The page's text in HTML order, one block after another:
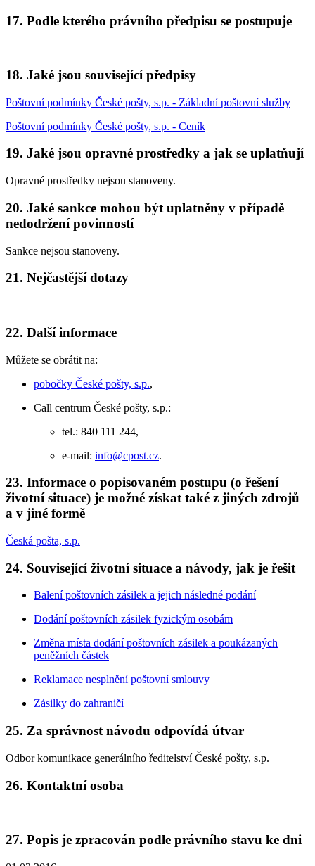
17. Podle kterého právního předpisu se postupuje
18. Jaké jsou související předpisy
Poštovní podmínky České pošty, s.p. - Základní poštovní služby
Poštovní podmínky České pošty, s.p. - Ceník
19. Jaké jsou opravné prostředky a jak se uplatňují
Opravné prostředky nejsou stanoveny.
20. Jaké sankce mohou být uplatněny v případě
nedodržení povinností
Sankce nejsou stanoveny.
21. Nejčastější dotazy
22. Další informace
Můžete se obrátit na:
pobočky České pošty, s.p.,
Call centrum České pošty, s.p.:
tel.: 840 111 244,
e-mail: info@cpost.cz.
23. Informace o popisovaném postupu (o řešení
životní situace) je možné získat také z jiných zdrojů
a v jiné formě
Česká pošta, s.p.
24. Související životní situace a návody, jak je řešit
Balení poštovních zásilek a jejich následné podání
Dodání poštovních zásilek fyzickým osobám
Změna místa dodání poštovních zásilek a poukázaných
peněžních částek
Reklamace nesplnění poštovní smlouvy
Zásilky do zahraničí
25. Za správnost návodu odpovídá útvar
Odbor komunikace generálního ředitelství České pošty, s.p.
26. Kontaktní osoba
27. Popis je zpracován podle právního stavu ke dni